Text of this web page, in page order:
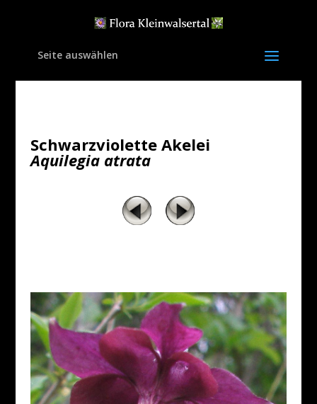
Seite auswählen
Schwarzviolette Akelei
Aquilegia atrata